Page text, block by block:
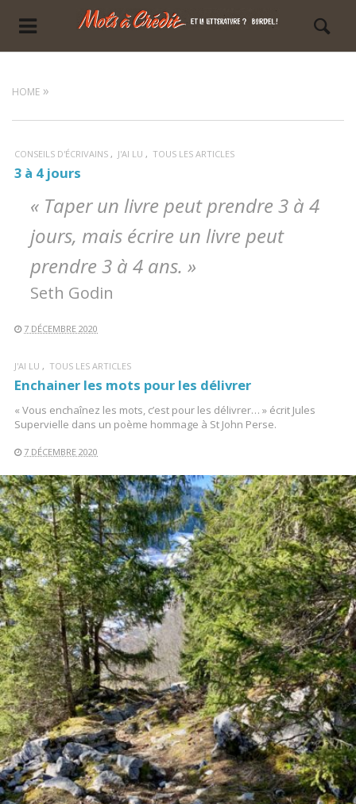
HOME
CONSEILS D'ÉCRIVAINS J'AI LU TOUS LES ARTICLES
3 à 4 jours
« Taper un livre peut prendre 3 à 4
jours, mais écrire un livre peut
prendre 3 à 4 ans. »
Seth Godin
7 DÉCEMBRE 2020
J'AI LU TOUS LES ARTICLES
Enchainer les mots pour les délivrer
« Vous enchaînez les mots, c’est pour les délivrer… » écrit Jules
Supervielle dans un poème hommage à St John Perse.
7 DÉCEMBRE 2020
LIRE LA SUITE